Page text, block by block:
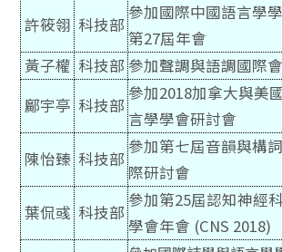
許筱翎 科技部
參加國際中國語言學
第27屆年會
黃子權 科技部 參加聲調與語調國際
鄺宇亭 科技部
參加2018加拿大與美
言學學會研討會
陳怡臻 科技部
參加第七屆音韻與構
際研討會
葉侃彧 科技部
參加第25屆認知神經
學會年會 (CNS 2018)